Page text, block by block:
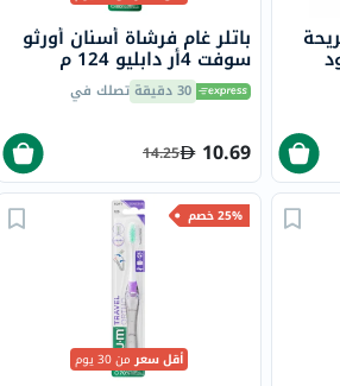
باتلر غام فرشاة أسنان أورثو
سوفت 4أر دابليو 124 م
30 دقيقة تصلك في
10.69
14.25
25% خصم
أقل سعرمن 30 يوم